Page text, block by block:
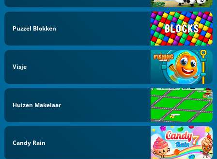
Puzzel Blokken
Visje
Huizen Makelaar
Candy Rain